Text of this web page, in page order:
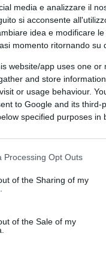
media e analizzare il
si acconsente
idea e modificare
momento ritornando su
website/app uses one or
and store
or usage behaviour.
to Google and its third-
specified purposes in
Processing Opt Outs
of the Sharing of my
of the Sale of my
di caldo, ma alle
precipitazioni. E
tutti.
aspetto, questa
eccezionalee la
capendoci più
moderata,
isobare e oggi
Lo ho sentito anche
Quando è
e chi l’ha